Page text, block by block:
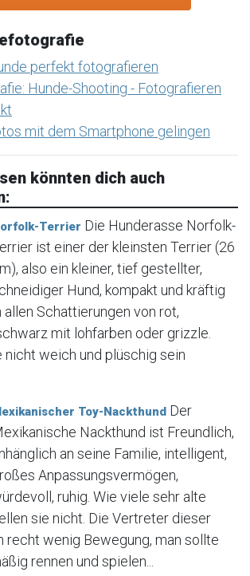
perfekt fotografieren
Hunde-Shooting - Fotografieren
mit dem Smartphone gelingen
könnten dich auch
Terrier Die Hunderasse Norfolk-
ist einer der kleinsten Terrier (26
also ein kleiner, tief gestellter,
Hund, kompakt und kräftig
allen Schattierungen von rot,
mit lohfarben oder grizzle.
nicht weich und plüschig sein
Toy-Nackthund Der
Nackthund ist Freundlich,
an seine Familie, intelligent,
Anpassungsvermögen,
ruhig. Wie viele sehr alte
sie nicht. Die Vertreter dieser
recht wenig Bewegung, man sollte
rennen und spielen...